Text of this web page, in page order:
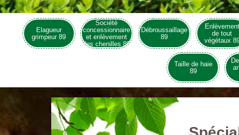
Elagueur
grimpeur 89
Société
concessionnaire
et enlèvement
des chenilles 89
Débroussaillage
89
Enlèvement
de tout
végétaux
Taille de haie
89